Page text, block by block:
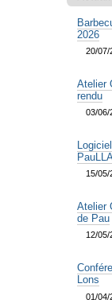
2026
20/07/
Atelier
rendu
03/06/
15/05/
Atelier
de Pau
12/05/
Lons
01/04/